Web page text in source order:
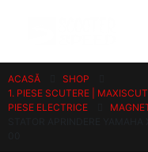
ACASĂ
SHOP
1. PIESE SCUTERE |
PIESE ELECTRICE
STATOR APRINDERE